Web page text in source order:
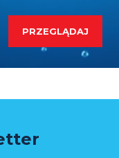
PRZEGLĄDAJ